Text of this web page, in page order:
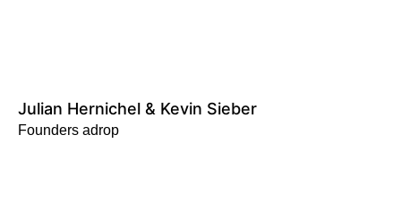
Julian Hernichel & Kevin Sieber
Founders adrop